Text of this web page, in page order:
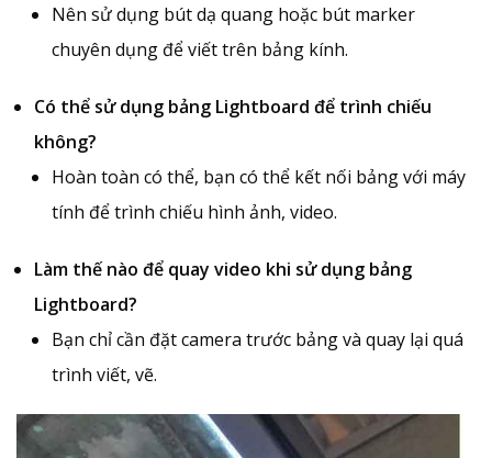
Nên sử dụng bút dạ quang hoặc bút marker
chuyên dụng để viết trên bảng kính.
Có thể sử dụng bảng Lightboard để trình chiếu
không?
Hoàn toàn có thể, bạn có thể kết nối bảng với máy
tính để trình chiếu hình ảnh, video.
Làm thế nào để quay video khi sử dụng bảng
Lightboard?
Bạn chỉ cần đặt camera trước bảng và quay lại quá
trình viết, vẽ.